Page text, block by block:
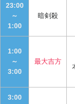
23:00
～
1:00
暗剣殺
1:00
～
3:00
最大吉方
3:00